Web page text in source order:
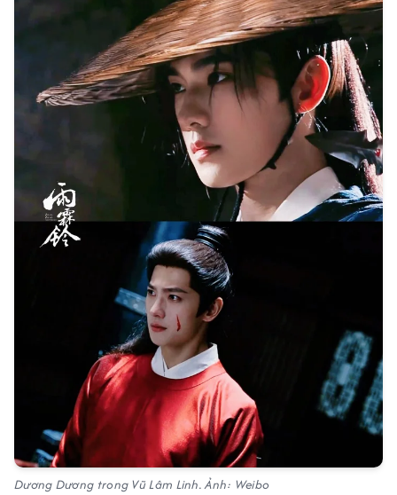
Dương Dương trong Vũ Lâm Linh. Ảnh: Weibo